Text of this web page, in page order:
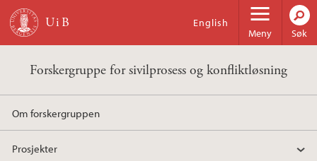
Hopp til hovedinnhold
Meny
English
Søk
Forskergruppe for sivilprosess og konfliktløsning
Om forskergruppen
Prosjekter